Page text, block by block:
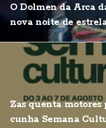
O Dolmen da Arca
nova noite de
Zas quenta
cunha Semana